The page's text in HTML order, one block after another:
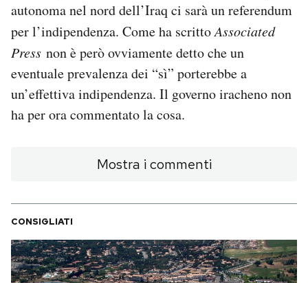
Newsletter
Notifiche mobile
Regala il Post
Hai bisogno di aiuto?
Esci
autonoma nel nord dell’Iraq ci sarà un referendum
per l’indipendenza. Come ha scrittoAssociated
Press non è però ovviamente detto che un
eventuale prevalenza dei “sì” porterebbe a
un’effettiva indipendenza. Il governo iracheno non
ha per ora commentato la cosa.
Mostra i commenti
CONSIGLIATI